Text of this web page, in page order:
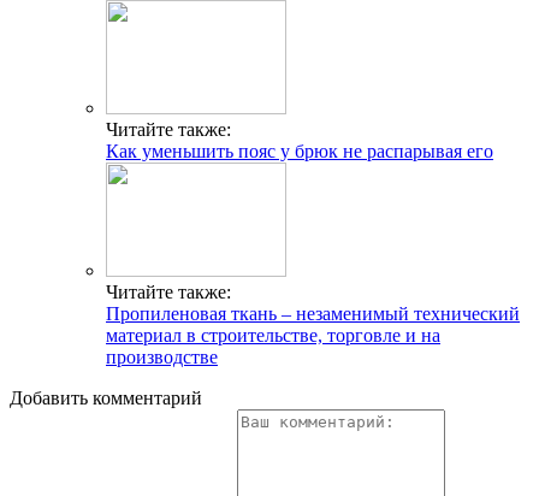
Читайте также:
Как уменьшить пояс у брюк не распарывая его
Читайте также:
Пропиленовая ткань – незаменимый технический
материал в строительстве, торговле и на
производстве
Добавить комментарий